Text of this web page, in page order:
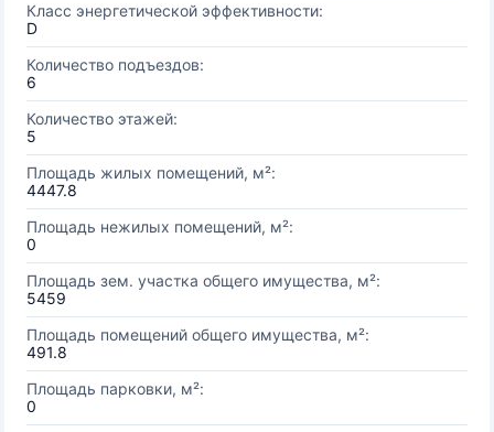
Класс энергетической эффективности:
D
Количество подъездов:
6
Количество этажей:
5
Площадь жилых помещений, м²:
4447.8
Площадь нежилых помещений, м²:
0
Площадь зем. участка общего имущества, м²:
5459
Площадь помещений общего имущества, м²:
491.8
Площадь парковки, м²:
0